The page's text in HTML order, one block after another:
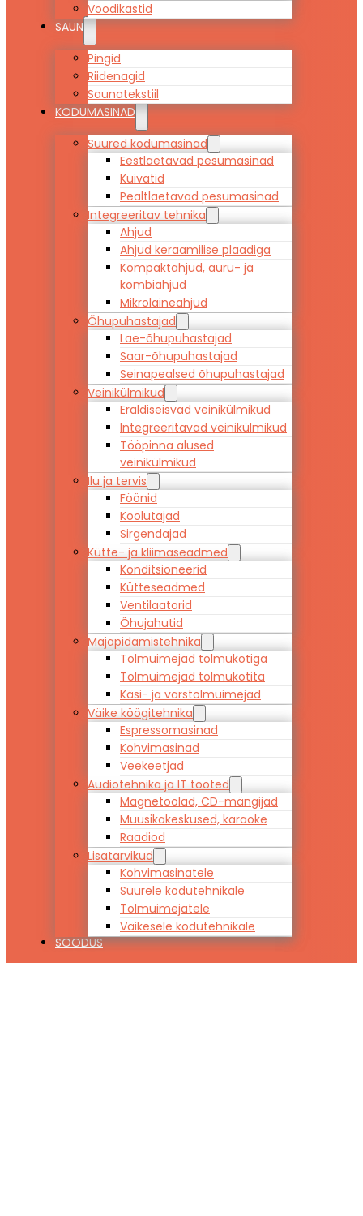
Voodikastid
SAUN
Pingid
Riidenagid
Saunatekstiil
KODUMASINAD
Suured kodumasinad
Eestlaetavad pesumasinad
Kuivatid
Pealtlaetavad pesumasinad
Integreeritav tehnika
Ahjud
Ahjud keraamilise plaadiga
Kompaktahjud, auru- ja
kombiahjud
Mikrolaineahjud
Õhupuhastajad
Lae-õhupuhastajad
Saar-õhupuhastajad
Seinapealsed õhupuhastajad
Veinikülmikud
Eraldiseisvad veinikülmikud
Integreeritavad veinikülmikud
Tööpinna alused
veinikülmikud
Ilu ja tervis
Föönid
Koolutajad
Sirgendajad
Kütte- ja kliimaseadmed
Konditsioneerid
Kütteseadmed
Ventilaatorid
Õhujahutid
Majapidamistehnika
Tolmuimejad tolmukotiga
Tolmuimejad tolmukotita
Käsi- ja varstolmuimejad
Väike köögitehnika
Espressomasinad
Kohvimasinad
Veekeetjad
Audiotehnika ja IT tooted
Magnetoolad, CD-mängijad
Muusikakeskused, karaoke
Raadiod
Lisatarvikud
Kohvimasinatele
Suurele kodutehnikale
Tolmuimejatele
Väikesele kodutehnikale
SOODUS